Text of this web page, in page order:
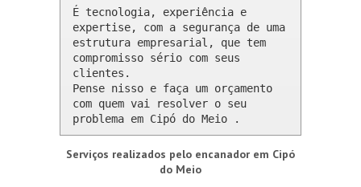
É tecnologia, experiência e
expertise, com a segurança de uma
estrutura empresarial, que tem
compromisso sério com seus
clientes.
Pense nisso e faça um orçamento
com quem vai resolver o seu
problema em Cipó do Meio .
Serviços realizados pelo encanador em Cipó
do Meio